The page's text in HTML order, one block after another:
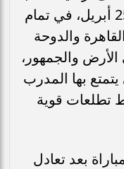
القاهرة الدولي مساء الجمعة 25 أبريل، في تمام
والدوحة
والجمهور،
يتمتع بها المدرب
تطلعات قوية
بعد تعادل